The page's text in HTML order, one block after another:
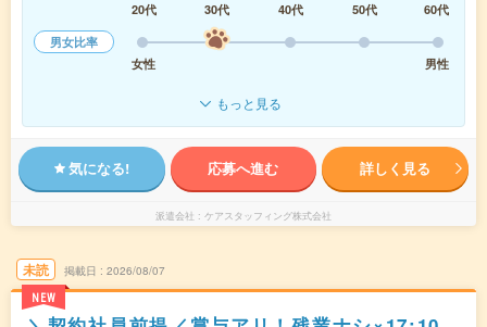
20代
30代 40代 50代
60代
男女比率
女性
男性
もっと見る
気になる! 応募へ進む 詳しく見る
派遣会社 ケアスタッフィング株式会社
未読
NEW
掲載日 2026/08/07